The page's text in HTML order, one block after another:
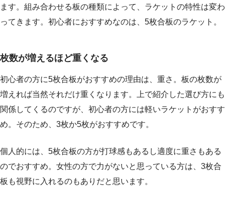
ます。組み合わせる板の種類によって、ラケットの特性は変わ
ってきます。初心者におすすめなのは、5枚合板のラケット。
枚数が増えるほど重くなる
初心者の方に5枚合板がおすすめの理由は、重さ。板の枚数が
増えれば当然それだけ重くなります。上で紹介した選び方にも
関係してくるのですが、初心者の方には軽いラケットがおすす
め。そのため、3枚か5枚がおすすめです。
個人的には、5枚合板の方が打球感もあるし適度に重さもある
のでおすすめ。女性の方で力がないと思っている方は、3枚合
板も視野に入れるのもありだと思います。